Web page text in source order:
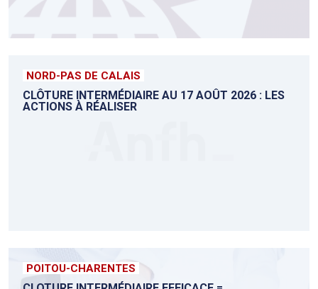
NORD-PAS DE CALAIS
CLÔTURE INTERMÉDIAIRE AU 17 AOÛT 2026 : LES
ACTIONS À RÉALISER
POITOU-CHARENTES